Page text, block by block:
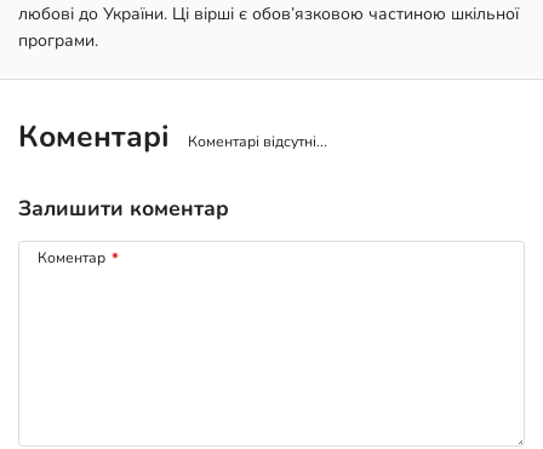
любові до України. Ці вірші є обов’язковою частиною шкільної
програми.
Коментарі Коментарі відсутні...
Залишити коментар
Коментар *